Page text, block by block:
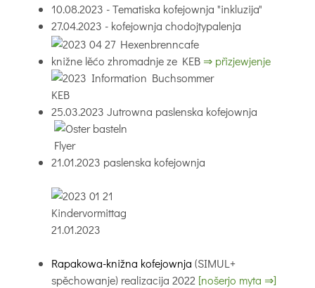
10.08.2023 - Tematiska kofejownja "inkluzija"
27.04.2023 - kofejownja chodojtypalenja
knižne lěćo zhromadnje ze KEB ⇒ přizjewjenje
25.03.2023 Jutrowna paslenska kofejownja
21.01.2023 paslenska kofejownja
Rapakowa-knižna kofejownja (SIMUL+
spěchowanje) realizacija 2022 [nošerjo myta ⇒]